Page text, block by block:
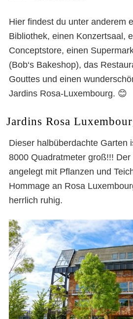
Hier findest du unter anderem
Bibliothek, einen Konzertsaal,
Conceptstore, einen
(Bob‘s Bakeshop), das
Gouttes und einen
Jardins Rosa-Luxembourg. 😊
Jardins Rosa
Dieser halbüberdachte Garten
8000 Quadratmeter groß!!!
angelegt mit Pflanzen und
Hommage an Rosa
herrlich ruhig.